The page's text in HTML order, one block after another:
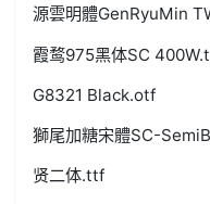
源雲明體GenRyuMin
霞鹜975黑体SC
G8321 Black.otf
獅尾加糖宋體SC-
贤二体.ttf